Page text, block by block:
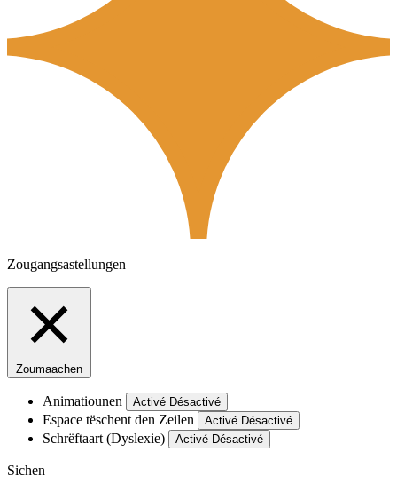
Zougangsastellungen
Zoumaachen
Animatiounen Activé Désactivé
Espace tëschent den Zeilen Activé Désactivé
Schrëftaart (Dyslexie) Activé Désactivé
Sichen